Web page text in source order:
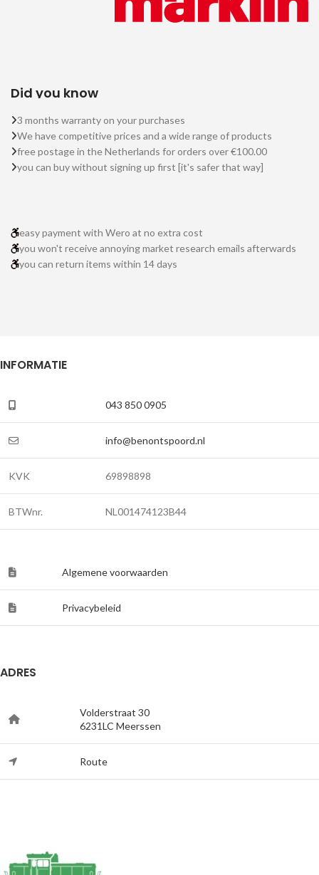
Did you know
3 months warranty on your purchases
We have competitive prices and a wide range of products
free postage in the Netherlands for orders over €100.00
you can buy without signing up first [it's safer that way]
easy payment with Wero at no extra cost
you won't receive annoying market research emails afterwards
you can return items within 14 days
INFORMATIE
043 850 0905
info@benontspoord.nl
KVK 69898898
BTWnr. NL001474123B44
Algemene voorwaarden
Privacybeleid
ADRES
Volderstraat 30
6231LC Meerssen
Route